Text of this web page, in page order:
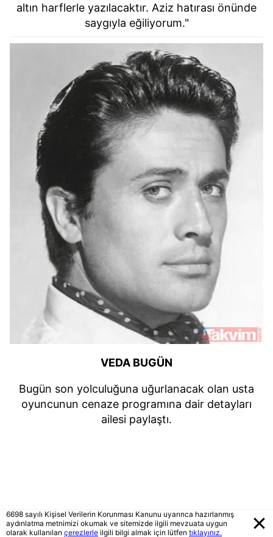
altın harflerle yazılacaktır. Aziz hatırası önünde
saygıyla eğiliyorum."
VEDA BUGÜN
Bugün son yolculuğuna uğurlanacak olan usta
oyuncunun cenaze programına dair detayları
ailesi paylaştı.
6698 sayılı Kişisel Verilerin Korunması Kanunu uyarınca hazırlanmış
aydınlatma metnimizi okumak ve sitemizde ilgili mevzuata uygun
olarak kullanılan çerezlerle ilgili bilgi almak için lütfen tıklayınız.